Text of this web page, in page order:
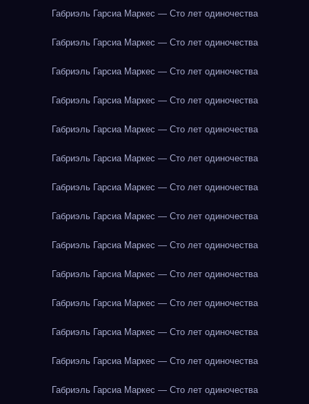
Габриэль Гарсиа Маркес — Сто лет одиночества
Габриэль Гарсиа Маркес — Сто лет одиночества
Габриэль Гарсиа Маркес — Сто лет одиночества
Габриэль Гарсиа Маркес — Сто лет одиночества
Габриэль Гарсиа Маркес — Сто лет одиночества
Габриэль Гарсиа Маркес — Сто лет одиночества
Габриэль Гарсиа Маркес — Сто лет одиночества
Габриэль Гарсиа Маркес — Сто лет одиночества
Габриэль Гарсиа Маркес — Сто лет одиночества
Габриэль Гарсиа Маркес — Сто лет одиночества
Габриэль Гарсиа Маркес — Сто лет одиночества
Габриэль Гарсиа Маркес — Сто лет одиночества
Габриэль Гарсиа Маркес — Сто лет одиночества
Габриэль Гарсиа Маркес — Сто лет одиночества